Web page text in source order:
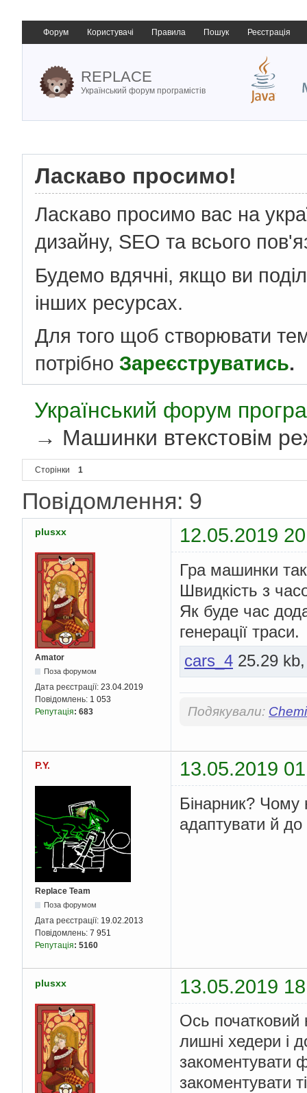
Форум Користувачі Правила Пошук Реєстрація
REPLACE
Український форум програмістів
Ласкаво просимо!
Ласкаво просимо вас на
дизайну, SEO та всього
Будемо вдячні, якщо ви
інших ресурсах.
Для того щоб створювати
потрібно Зареєструватись.
Український форум
→ Машинки втекстовім
Сторінки 1
Повідомлення: 9
plusxx 12.05.2019
Amator
Поза форумом
Дата реєстрації: 23.04.2019
Повідомлень: 1 053
Репутація: 683
Гра машинки
Швидкість з
Як буде час
генерації траси.
cars_4 25.29
Подякували:
P.Y. 13.05.2019
Replace Team
Поза форумом
Дата реєстрації: 19.02.2013
Повідомлень: 7 951
Репутація: 5160
Бінарник? Чому
адаптувати й
plusxx 13.05.2019
Ось початковий
лишні хедери і
закоментувати
закоментувати